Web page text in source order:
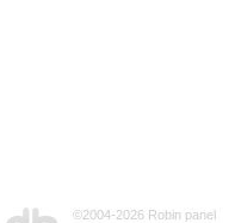
©2004-2026 Robin panel